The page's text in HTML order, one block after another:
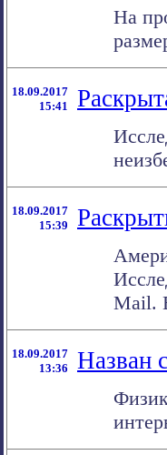
На
18.09.2017
15:41
18.09.2017
15:39
Mail.
18.09.2017
13:36
Назван